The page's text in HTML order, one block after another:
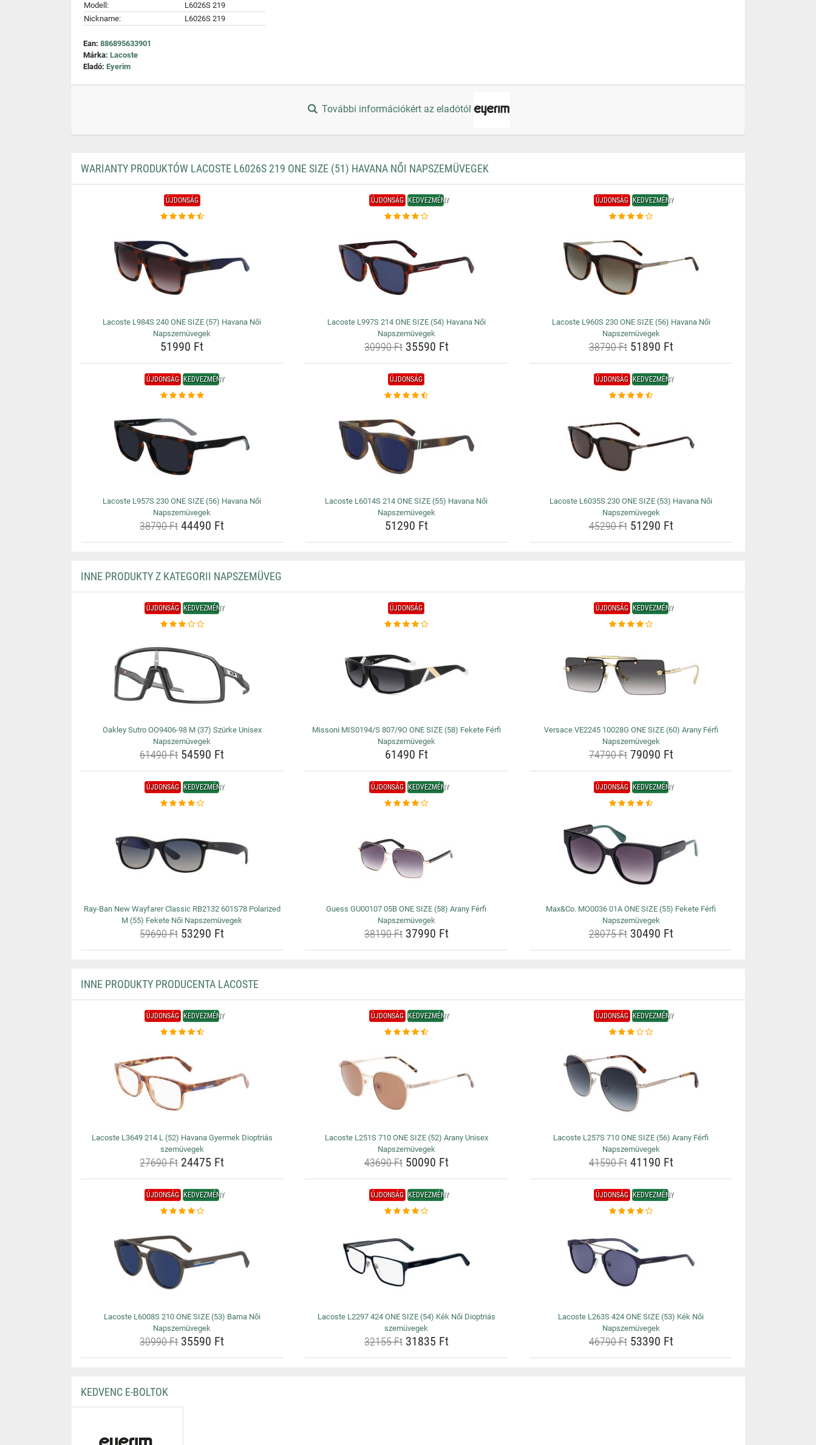
Modell:
L6026S 219
Nickname:
L6026S 219
Ean: 886895633901
Márka: Lacoste
Eladó: Eyerim
További információkért az eladótól
WARIANTY PRODUKTÓW LACOSTE L6026S 219 ONE SIZE (51) HAVANA NŐI NAPSZEMÜVEGEK
ÚJDONSÁG
Lacoste L984S 240 ONE SIZE (57) Havana Női
Napszemüvegek
51990 Ft
ÚJDONSÁG KEDVEZMÉNY
Lacoste L997S 214 ONE SIZE (54) Havana Női
Napszemüvegek
30990 Ft35590 Ft
ÚJDONSÁG KEDVEZMÉNY
Lacoste L960S 230 ONE SIZE (56) Havana Női
Napszemüvegek
38790 Ft51890 Ft
ÚJDONSÁG KEDVEZMÉNY
Lacoste L957S 230 ONE SIZE (56) Havana Női
Napszemüvegek
38790 Ft44490 Ft
ÚJDONSÁG
Lacoste L6014S 214 ONE SIZE (55) Havana Női
Napszemüvegek
51290 Ft
ÚJDONSÁG KEDVEZMÉNY
Lacoste L6035S 230 ONE SIZE (53) Havana Női
Napszemüvegek
45290 Ft51290 Ft
INNE PRODUKTY Z KATEGORII NAPSZEMÜVEG
ÚJDONSÁG KEDVEZMÉNY
Oakley Sutro OO9406-98 M (37) Szürke Unisex
Napszemüvegek
61490 Ft54590 Ft
ÚJDONSÁG
Missoni MIS0194/S 807/9O ONE SIZE (58) Fekete Férfi
Napszemüvegek
61490 Ft
ÚJDONSÁG KEDVEZMÉNY
Versace VE2245 10028G ONE SIZE (60) Arany Férfi
Napszemüvegek
74790 Ft79090 Ft
ÚJDONSÁG KEDVEZMÉNY
Ray-Ban New Wayfarer Classic RB2132 601S78 Polarized
M (55) Fekete Női Napszemüvegek
59690 Ft53290 Ft
ÚJDONSÁG KEDVEZMÉNY
Guess GU00107 05B ONE SIZE (58) Arany Férfi
Napszemüvegek
38190 Ft37990 Ft
ÚJDONSÁG KEDVEZMÉNY
Max&Co. MO0036 01A ONE SIZE (55) Fekete Férfi
Napszemüvegek
28075 Ft30490 Ft
INNE PRODUKTY PRODUCENTA LACOSTE
ÚJDONSÁG KEDVEZMÉNY
Lacoste L3649 214 L (52) Havana Gyermek Dioptriás
szemüvegek
27690 Ft24475 Ft
ÚJDONSÁG KEDVEZMÉNY
Lacoste L251S 710 ONE SIZE (52) Arany Unisex
Napszemüvegek
43690 Ft50090 Ft
ÚJDONSÁG KEDVEZMÉNY
Lacoste L257S 710 ONE SIZE (56) Arany Férfi
Napszemüvegek
41590 Ft41190 Ft
ÚJDONSÁG KEDVEZMÉNY
Lacoste L6008S 210 ONE SIZE (53) Barna Női
Napszemüvegek
30990 Ft35590 Ft
ÚJDONSÁG KEDVEZMÉNY
Lacoste L2297 424 ONE SIZE (54) Kék Női Dioptriás
szemüvegek
32155 Ft31835 Ft
ÚJDONSÁG KEDVEZMÉNY
Lacoste L263S 424 ONE SIZE (53) Kék Női
Napszemüvegek
46790 Ft53390 Ft
KEDVENC E-BOLTOK